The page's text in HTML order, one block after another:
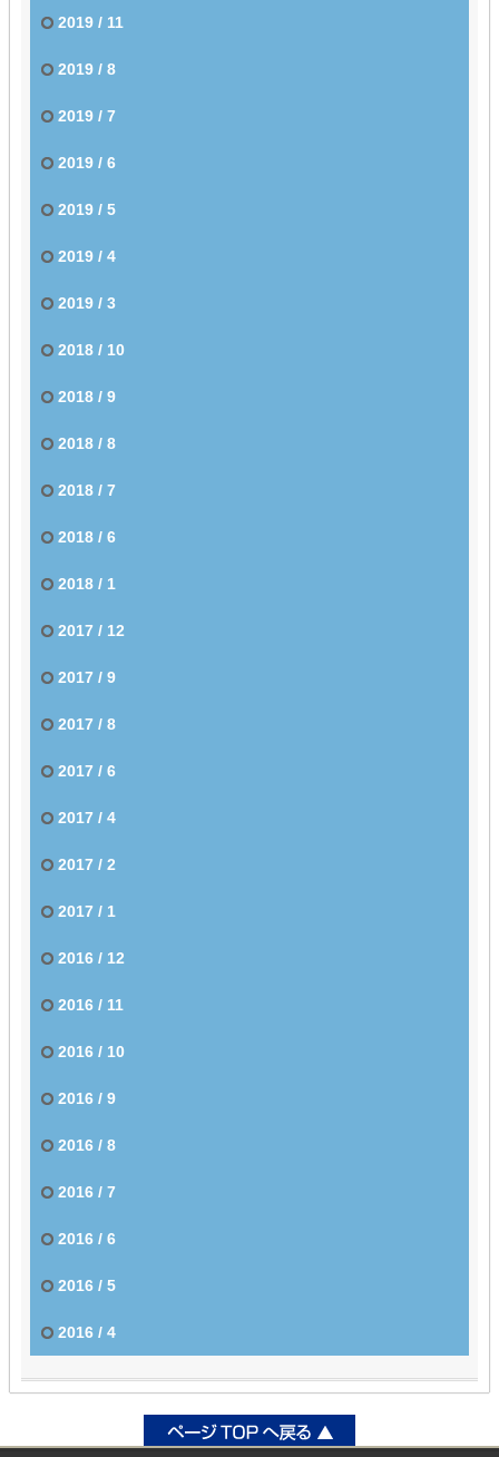
2019 / 11
2019 / 8
2019 / 7
2019 / 6
2019 / 5
2019 / 4
2019 / 3
2018 / 10
2018 / 9
2018 / 8
2018 / 7
2018 / 6
2018 / 1
2017 / 12
2017 / 9
2017 / 8
2017 / 6
2017 / 4
2017 / 2
2017 / 1
2016 / 12
2016 / 11
2016 / 10
2016 / 9
2016 / 8
2016 / 7
2016 / 6
2016 / 5
2016 / 4